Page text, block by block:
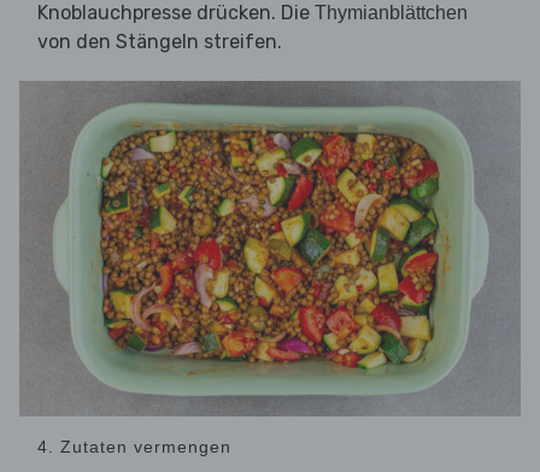
Knoblauchpresse drücken. Die Thymianblättchen
von den Stängeln streifen.
4. Zutaten vermengen